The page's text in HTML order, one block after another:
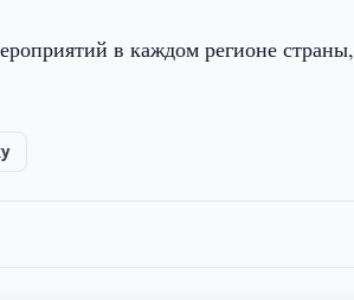
в каждом регионе страны,